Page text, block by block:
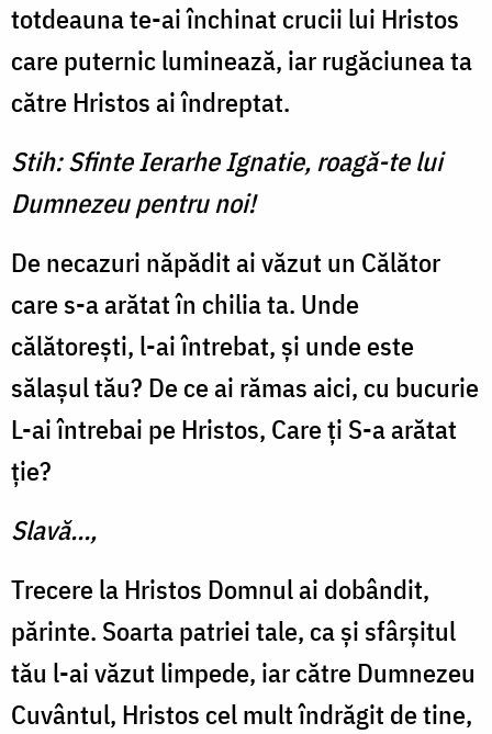
totdeauna te-ai închinat crucii lui Hristos
care puternic luminează, iar rugăciunea ta
către Hristos ai îndreptat.
Stih: Sfinte Ierarhe Ignatie, roagă-te lui
Dumnezeu pentru noi!
De necazuri năpădit ai văzut un Călător
care s-a arătat în chilia ta. Unde
călătorești, l-ai întrebat, și unde este
sălașul tău? De ce ai rămas aici, cu bucurie
L-ai întrebai pe Hristos, Care ți S-a arătat
ție?
Slavă…,
Trecere la Hristos Domnul ai dobândit,
părinte. Soarta patriei tale, ca și sfârșitul
tău l-ai văzut limpede, iar către Dumnezeu
Cuvântul, Hristos cel mult îndrăgit de tine,